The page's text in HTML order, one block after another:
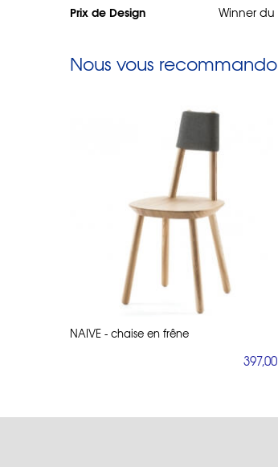
Prix de Design Winner
Nous vous
NAIVE - chaise en frêne